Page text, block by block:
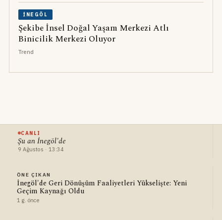
İNEGÖL
Şekibe İnsel Doğal Yaşam Merkezi Atlı
Binicilik Merkezi Oluyor
Trend
CANLI
Şu an İnegöl'de
9 Ağustos · 13:34
ÖNE ÇIKAN
İnegöl'de Geri Dönüşüm Faaliyetleri Yükselişte: Yeni
Geçim Kaynağı Oldu
1 g. önce